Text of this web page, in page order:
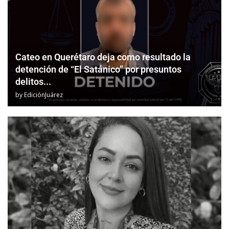
Cateo en Querétaro deja como resultado la
detención de “El Satánico” por presuntos
delitos...
byEdiciónJuárez